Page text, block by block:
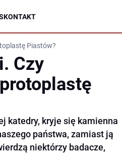
KONTAKT
Piastów?
Czy
katedry, kryje się kamienna
państwa, zamiast ją
niektórzy badacze,